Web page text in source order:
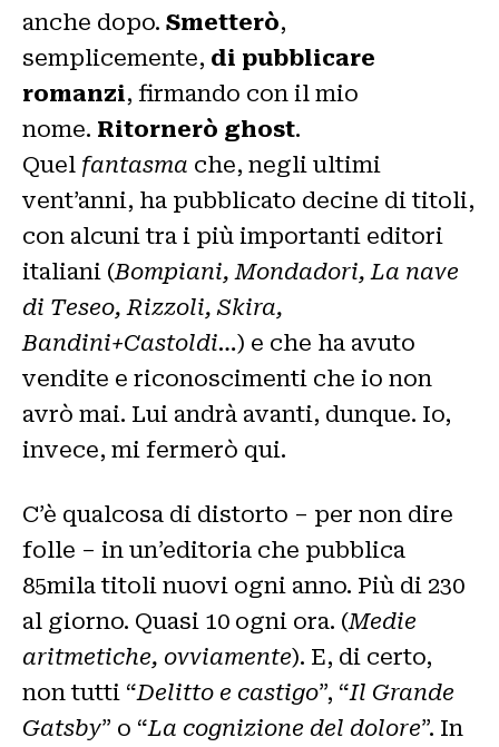
anche dopo. Smetterò,
semplicemente, di pubblicare
romanzi, firmando con il mio
nome. Ritornerò ghost.
Quel fantasma che, negli ultimi
vent’anni, ha pubblicato decine di titoli,
con alcuni tra i più importanti editori
italiani (Bompiani, Mondadori, La nave
di Teseo, Rizzoli, Skira,
Bandini+Castoldi…) e che ha avuto
vendite e riconoscimenti che io non
avrò mai. Lui andrà avanti, dunque. Io,
invece, mi fermerò qui.
C’è qualcosa di distorto – per non dire
folle – in un’editoria che pubblica
85mila titoli nuovi ogni anno. Più di 230
al giorno. Quasi 10 ogni ora. (Medie
aritmetiche, ovviamente). E, di certo,
non tutti “Delitto e castigo”, “Il Grande
Gatsby” o “La cognizione del dolore”. In